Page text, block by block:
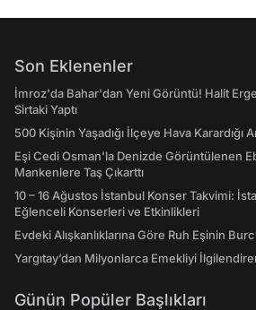
Son Eklenenler
İmroz'da Bahar'dan Yeni Görüntü! Halit
Sirtaki Yaptı
500 Kişinin Yaşadığı İlçeye Hava Karardığı
Eşi Cedi Osman'la Denizde Görüntülenen
Mankenlere Taş Çıkarttı
10 – 16 Ağustos İstanbul Konser Takvimi:
Eğlenceli Konserleri ve Etkinlikleri
Evdeki Alışkanlıklarına Göre Ruh Eşinin
Yargıtay’dan Milyonlarca Emekliyi
Günün Popüler Başlıkları